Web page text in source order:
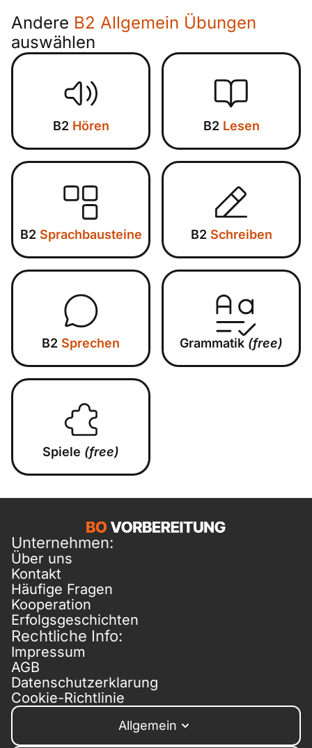
Andere B2 Allgemein Übungen
auswählen
B2 Hören B2 Lesen
B2 Sprachbausteine B2 Schreiben
B2 Sprechen Grammatik (free)
Spiele (free)
Unternehmen:
Über uns
Kontakt
Häufige Fragen
Kooperation
Erfolgsgeschichten
Rechtliche Info:
Impressum
AGB
Datenschutzerklarung
Cookie-Richtlinie
Allgemein